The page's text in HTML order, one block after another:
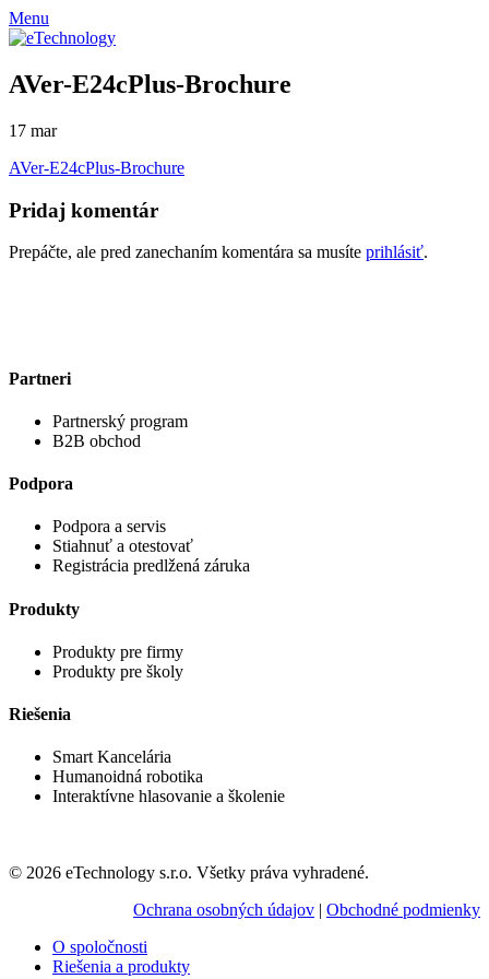
Menu
AVer-E24cPlus-Brochure
17 mar
AVer-E24cPlus-Brochure
Pridaj komentár
Prepáčte, ale pred zanechaním komentára sa musíte prihlásiť.
Partneri
Partnerský program
B2B obchod
Podpora
Podpora a servis
Stiahnuť a otestovať
Registrácia predlžená záruka
Produkty
Produkty pre firmy
Produkty pre školy
Riešenia
Smart Kancelária
Humanoidná robotika
Interaktívne hlasovanie a školenie
© 2026 eTechnology s.r.o. Všetky práva vyhradené.
Ochrana osobných údajov | Obchodné podmienky
O spoločnosti
Riešenia a produkty